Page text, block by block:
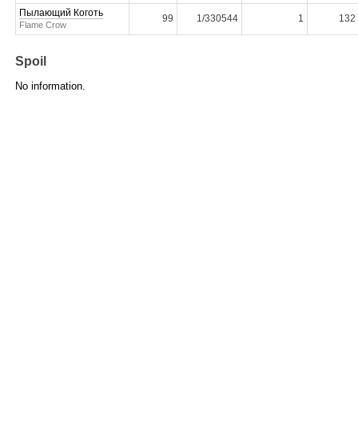
Пылающий Коготь
Flame Crow
99 1/330544 1 132
Spoil
No information.